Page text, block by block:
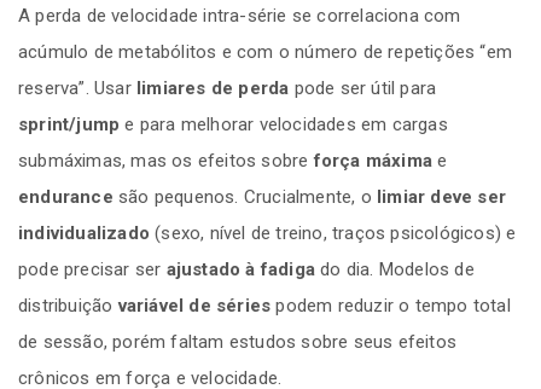
A perda de velocidade intra-série se correlaciona com
acúmulo de metabólitos e com o número de repetições “em
reserva”. Usar limiares de perda pode ser útil para
sprint/jump e para melhorar velocidades em cargas
submáximas, mas os efeitos sobreforça máxima e
endurance são pequenos. Crucialmente, o limiar deve ser
individualizado (sexo, nível de treino, traços psicológicos) e
pode precisar ser ajustado à fadiga do dia. Modelos de
distribuiçãovariável de séries podem reduzir o tempo total
de sessão, porém faltam estudos sobre seus efeitos
crônicos em força e velocidade.